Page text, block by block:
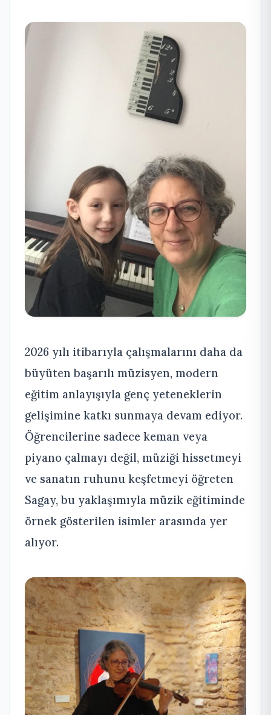
2026 yılı itibarıyla çalışmalarını daha da
büyüten başarılı müzisyen, modern
eğitim anlayışıyla genç yeteneklerin
gelişimine katkı sunmaya devam ediyor.
Öğrencilerine sadece keman veya
piyano çalmayı değil, müziği hissetmeyi
ve sanatın ruhunu keşfetmeyi öğreten
Sagay, bu yaklaşımıyla müzik eğitiminde
örnek gösterilen isimler arasında yer
alıyor.